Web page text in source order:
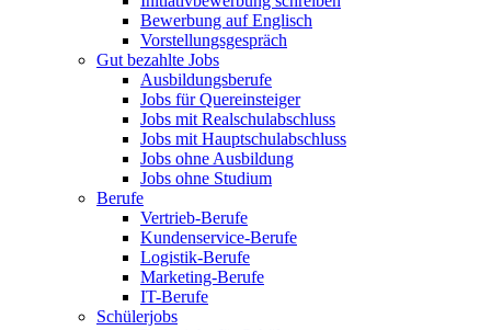
Bewerbung auf Englisch
Vorstellungsgespräch
Gut bezahlte Jobs
Ausbildungsberufe
Jobs für Quereinsteiger
Jobs mit Realschulabschluss
Jobs mit Hauptschulabschluss
Jobs ohne Ausbildung
Jobs ohne Studium
Berufe
Vertrieb-Berufe
Kundenservice-Berufe
Logistik-Berufe
Marketing-Berufe
IT-Berufe
Schülerjobs